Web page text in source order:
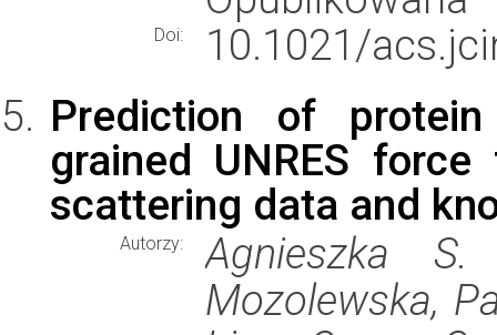
Doi:
10.1021/
Prediction of
grained UNRES
scattering data and
Autorzy:
Agnieszka S.
Mozolewska,